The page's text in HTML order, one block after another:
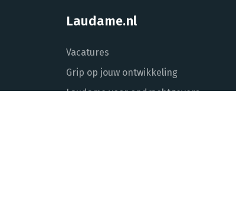
Laudame.nl
Vacatures
Grip op jouw ontwikkeling
Laudame voor opdrachtgevers